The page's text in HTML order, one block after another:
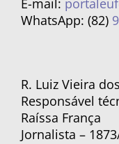
E-mail:
WhatsApp: (82)
R. Luiz Vieira
Responsável
Raíssa França
Jornalista –